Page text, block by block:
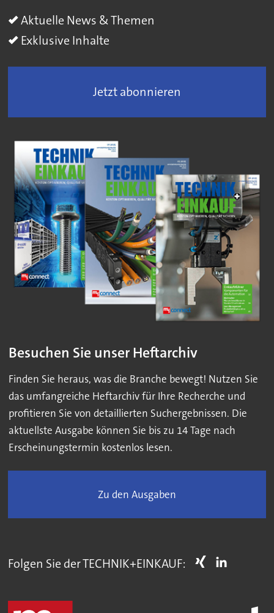
Aktuelle News & Themen
Exklusive Inhalte
Jetzt abonnieren
Besuchen Sie unser Heftarchiv
Finden Sie heraus, was die Branche bewegt! Nutzen Sie
das umfangreiche Heftarchiv für Ihre Recherche und
profitieren Sie von detaillierten Suchergebnissen. Die
aktuellste Ausgabe können Sie bis zu 14 Tage nach
Erscheinungstermin kostenlos lesen.
Zu den Ausgaben
Folgen Sie der TECHNIK+EINKAUF: